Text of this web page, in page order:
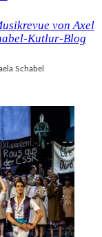
von Axel
Kutlur-Blog
Schabel